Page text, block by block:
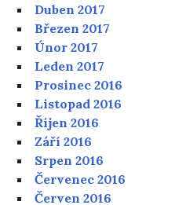
Duben 2017
Březen 2017
Únor 2017
Leden 2017
Prosinec 2016
Listopad 2016
Říjen 2016
Září 2016
Srpen 2016
Červenec 2016
Červen 2016